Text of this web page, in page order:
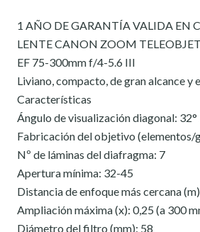
1 AÑO DE GARANTÍA VALIDA EN
LENTE CANON ZOOM
EF 75-300mm f/4-5.6 III
Liviano, compacto, de gran alcance y
Características
Ángulo de visualización diagonal:
Fabricación del objetivo (elementos/
Nº de láminas del diafragma: 7
Apertura mínima: 32-45
Distancia de enfoque más cercana
Ampliación máxima (x): 0,25 (a 300
Diámetro del filtro (mm): 58